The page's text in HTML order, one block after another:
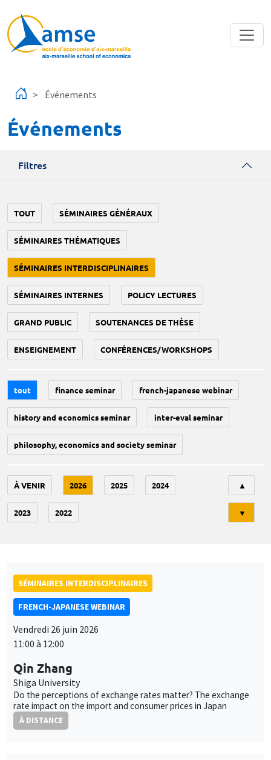
Événements
Événements
Filtres
TOUT SÉMINAIRES GÉNÉRAUX
SÉMINAIRES THÉMATIQUES
SÉMINAIRES INTERDISCIPLINAIRES
SÉMINAIRES INTERNES POLICY LECTURES
GRAND PUBLIC SOUTENANCES DE THÈSE
ENSEIGNEMENT CONFÉRENCES/WORKSHOPS
tout finance seminar french-japanese webinar
history and economics seminar inter-eval seminar
philosophy, economics and society seminar
À VENIR 2026 2025 2024
2023 2022
▲
▼
SÉMINAIRES INTERDISCIPLINAIRES
FRENCH-JAPANESE WEBINAR
Vendredi 26 juin 2026
11:00 à 12:00
Qin Zhang
Shiga University
Do the perceptions of exchange rates matter? The exchange
rate impact on the import and consumer prices in Japan
À DISTANCE